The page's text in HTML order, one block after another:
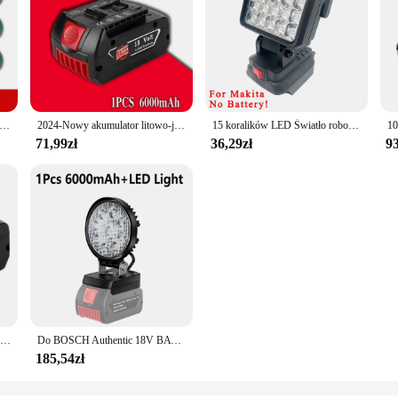
Akcesorium do szczotkowania gąbka do czyszczenia Bosch do uniwersalne czyszczenie pędzla Bosch 2024-Nowy akumulator litowo-jonowy Bosch 18 V 18000 mAh 609, Bat609g, Bat618, Bat618g, Bat614, wiertarka Bosch + ładowarka
71,99zł
15 koralików LED Światło robocze Reflektor Przenośna lampa Ręczna latarnia dla Makita dla Dewalt dla Milwaukee dla Bosch Akumulator litowo-jonowy 18 V
36,29zł
6.0Ah akumulator do Bosch 18v profesjonalny GSR180/GKS185/GWS180/GSB185/BAT609 akumulatory litowo-jonowe i ładowarka Do BOSCH Authentic 18V BAT609 BAT610 Do Bosch 18V Profesjonalny akumulator litowo-jonowy 18V Akumulator do wiertarki GBA18V GSR18V BAT618 BAT619
185,54zł